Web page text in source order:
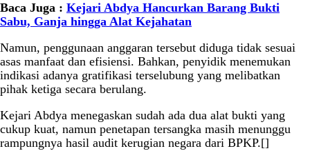
Baca Juga : Kejari Abdya Hancurkan Barang Bukti
Sabu, Ganja hingga Alat Kejahatan
Namun, penggunaan anggaran tersebut diduga tidak sesuai
asas manfaat dan efisiensi. Bahkan, penyidik menemukan
indikasi adanya gratifikasi terselubung yang melibatkan
pihak ketiga secara berulang.
Kejari Abdya menegaskan sudah ada dua alat bukti yang
cukup kuat, namun penetapan tersangka masih menunggu
rampungnya hasil audit kerugian negara dari BPKP.[]